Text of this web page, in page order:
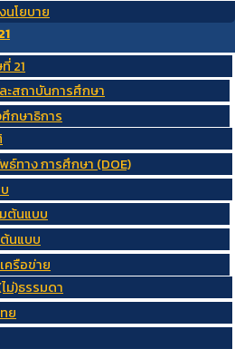
นโยบาย
21
ะสถาบันการศึกษา
กษาธิการ
ทาง การศึกษา (DOE)
ต้นแบบ
นแบบ
ครือข่าย
ม่)ธรรมดา
ย